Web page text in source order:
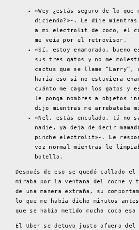
«Wey ¿estás seguro de lo que
diciendo?»-. Le dije
a mi electrolit de coco, el
me veía por el retrovisor.
«Sí, estoy enamorado, bueno
sus tres gatos y no me
cactus que se llame “Larry”,
haría eso si no estuviera
cuánto me cagan los gatos y
le ponga nombres a objetos
dijo mientras me arrebataba
«Nel, estás enculado, tú no
nadie, ya deja de decir
pinche electrolit»-. Le
voz normal mientras le
botella.
Después de eso se quedó callado
miraba por la ventana del coche y
de una manera extraña, su
lo que me había dicho minutos
que se había metido mucha coca esa
El Uber se detuvo justo afuera del